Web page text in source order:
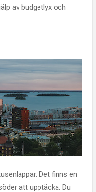
av budgetlyx och
Det finns en
att upptäcka. Du